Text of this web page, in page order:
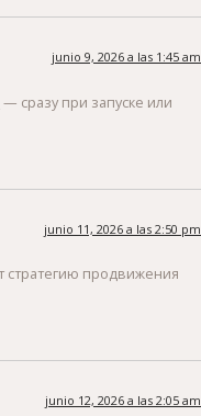
junio 9, 2026 a las 1:45 am
— сразу при запуске или
junio 11, 2026 a las 2:50 pm
стратегию продвижения
junio 12, 2026 a las 2:05 am